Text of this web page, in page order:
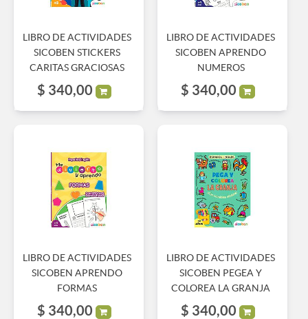
LIBRO DE ACTIVIDADES
SICOBEN STICKERS
CARITAS GRACIOSAS
$ 340,00
LIBRO DE ACTIVIDADES
SICOBEN APRENDO
NUMEROS
$ 340,00
LIBRO DE ACTIVIDADES
SICOBEN APRENDO
FORMAS
$ 340,00
LIBRO DE ACTIVIDADES
SICOBEN PEGEA Y
COLOREA LA GRANJA
$ 340,00